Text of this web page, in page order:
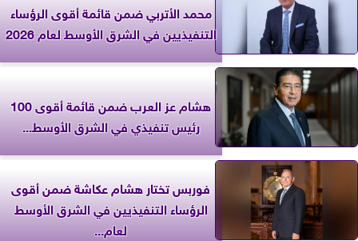
محمد الأتربي ضمن قائمة أقوى الرؤساء
التنفيذيين في الشرق الأوسط لعام 2026
هشام عز العرب ضمن قائمة أقوى 100
رئيس تنفيذي في الشرق الأوسط...
فوربس تختار هشام عكاشة ضمن أقوى
الرؤساء التنفيذيين في الشرق الأوسط
لعام...